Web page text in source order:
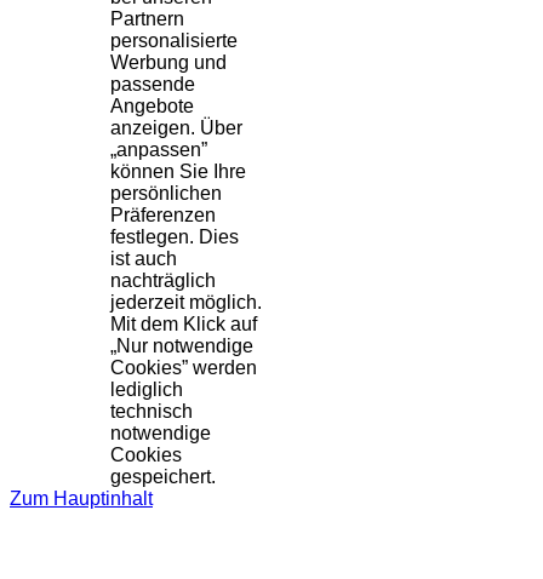
Partnern
personalisierte
Werbung und
passende
Angebote
anzeigen. Über
„anpassen”
können Sie Ihre
persönlichen
Präferenzen
festlegen. Dies
ist auch
nachträglich
jederzeit möglich.
Mit dem Klick auf
„Nur notwendige
Cookies” werden
lediglich
technisch
notwendige
Cookies
gespeichert.
Zum Hauptinhalt